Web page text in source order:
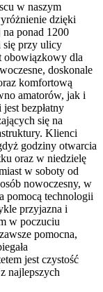
w naszym
dzięki
ponad 1200
się przy ulicy
obowiązkowy dla
doskonale
komfortową
amatorów, jak i
bezpłatny
się na
Klienci
godziny otwarcia
oraz w niedzielę
w soboty od
nowoczesny, w
pomocą technologii
przyjazna i
w poczuciu
pomocna,
jest czystość
najlepszych